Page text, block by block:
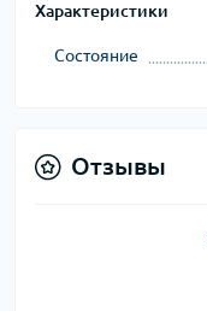
Характеристики
Состояние
Отзывы